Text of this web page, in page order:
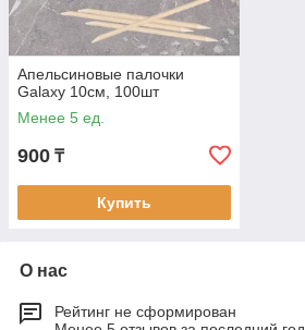
Апельсиновые палочки
Galaxy 10см, 100шт
Менее 5 ед.
900 ₸
Купить
О нас
Рейтинг не сформирован